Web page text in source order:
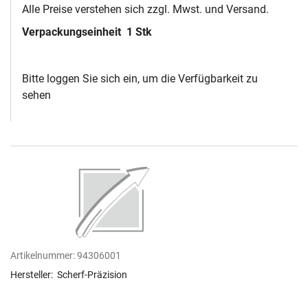
Alle Preise verstehen sich zzgl. Mwst. und Versand.
Verpackungseinheit 1 Stk
Bitte loggen Sie sich ein, um die Verfügbarkeit zu
sehen
Artikelnummer:94306001
Hersteller: Scherf-Präzision